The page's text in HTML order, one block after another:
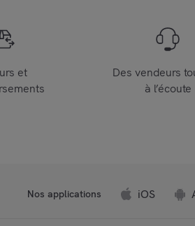
et
Des vendeurs
à l’écoute
Nos applications iOS